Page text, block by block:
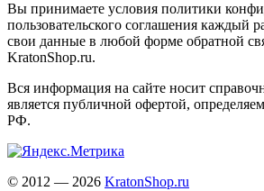
Вы принимаете условия политики
пользовательского соглашения каждый
свои данные в любой форме обратной
KratonShop.ru.
Вся информация на сайте носит
является публичной офертой,
РФ.
© 2012 — 2026 KratonShop.ru